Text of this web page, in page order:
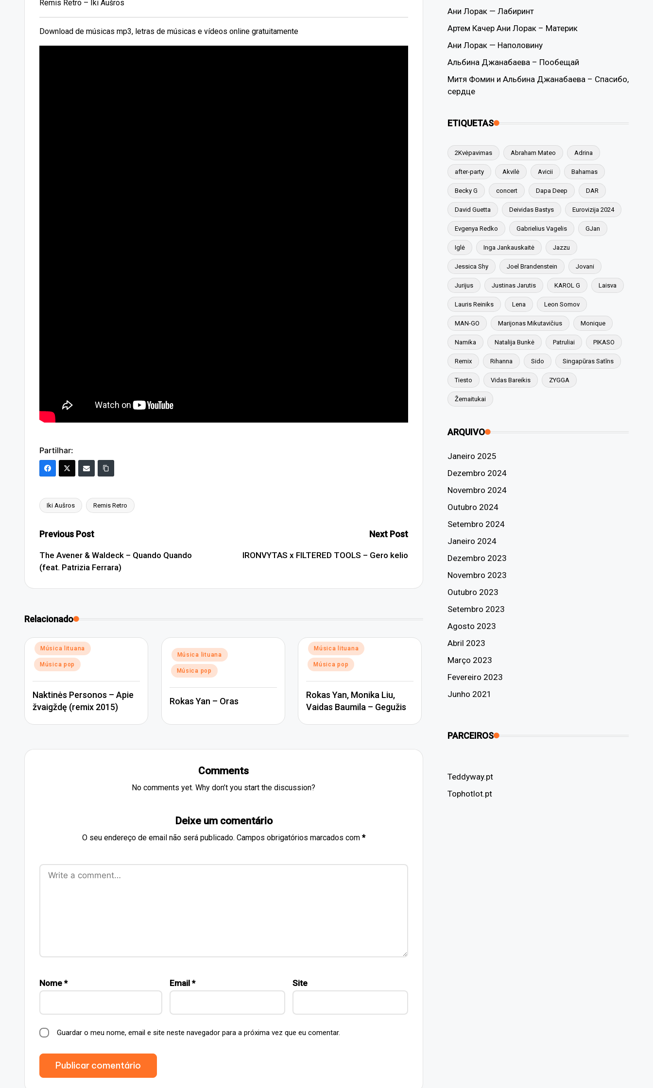
Remis Retro – Iki Aušros
Download de músicas mp3, letras de músicas e vídeos online gratuitamente
Partilhar:
Tags:
Iki Aušros Remis Retro
Post
navigation
Previous Post
The Avener & Waldeck – Quando Quando
(feat. Patrizia Ferrara)
Next Post
IRONVYTAS x FILTERED TOOLS – Gero kelio
Relacionado
Posted
in
Música lituana
Música pop
Naktinės Personos – Apie
žvaigždę (remix 2015)
Posted
in
Música lituana
Música pop
Rokas Yan – Oras
Posted
in
Música lituana
Música pop
Rokas Yan, Monika Liu,
Vaidas Baumila – Gegužis
Comments
No comments yet. Why don’t you start the discussion?
Deixe um comentário
O seu endereço de email não será publicado. Campos obrigatórios marcados com *
Nome * Email * Site
Guardar o meu nome, email e site neste navegador para a próxima vez que eu comentar.
Ани Лорак — Лабиринт
Артем Качер Ани Лорак – Материк
Ани Лорак — Наполовину
Альбина Джанабаева – Пообещай
Митя Фомин и Альбина Джанабаева – Спасибо,
сердце
ETIQUETAS
2Kvėpavimas Abraham Mateo Adrina
after-party Akvilė Avicii Bahamas
Becky G concert Dapa Deep DAR
David Guetta Deividas Bastys Eurovizija 2024
Evgenya Redko Gabrielius Vagelis GJan
Iglė Inga Jankauskaitė Jazzu
Jessica Shy Joel Brandenstein Jovani
Jurijus Justinas Jarutis KAROL G Laisva
Lauris Reiniks Lena Leon Somov
MAN-GO Marijonas Mikutavičius Monique
Namika Natalija Bunkė Patruliai PIKASO
Remix Rihanna Sido Singapūras Satīns
Tiesto Vidas Bareikis ZYGGA
Žemaitukai
ARQUIVO
Janeiro 2025
Dezembro 2024
Novembro 2024
Outubro 2024
Setembro 2024
Janeiro 2024
Dezembro 2023
Novembro 2023
Outubro 2023
Setembro 2023
Agosto 2023
Abril 2023
Março 2023
Fevereiro 2023
Junho 2021
PARCEIROS
Teddyway.pt
Tophotlot.pt